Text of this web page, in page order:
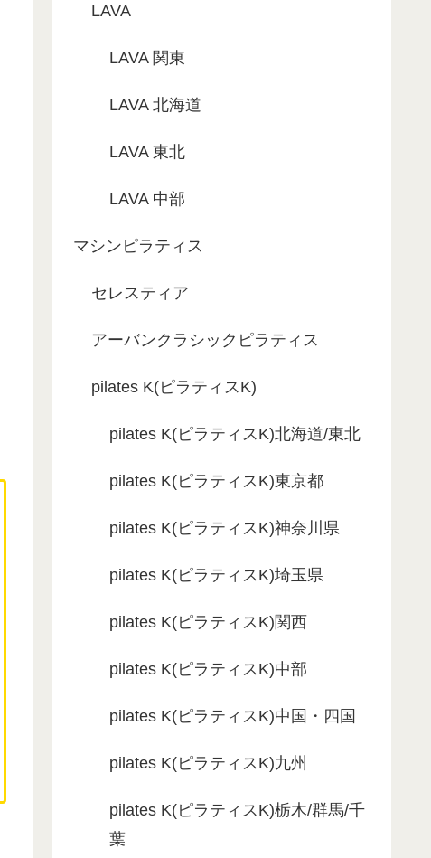
LAVA
LAVA 関東
LAVA 北海道
LAVA 東北
LAVA 中部
マシンピラティス
セレスティア
アーバンクラシックピラティス
pilates K(ピラティスK)
pilates K(ピラティスK)北海道/東北
pilates K(ピラティスK)東京都
pilates K(ピラティスK)神奈川県
pilates K(ピラティスK)埼玉県
pilates K(ピラティスK)関西
pilates K(ピラティスK)中部
pilates K(ピラティスK)中国・四国
pilates K(ピラティスK)九州
pilates K(ピラティスK)栃木/群馬/千
葉